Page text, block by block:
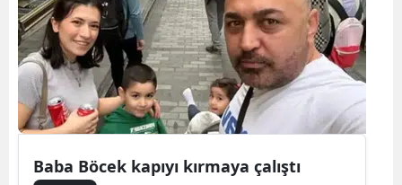
Baba Böcek kapıyı kırmaya çalıştı